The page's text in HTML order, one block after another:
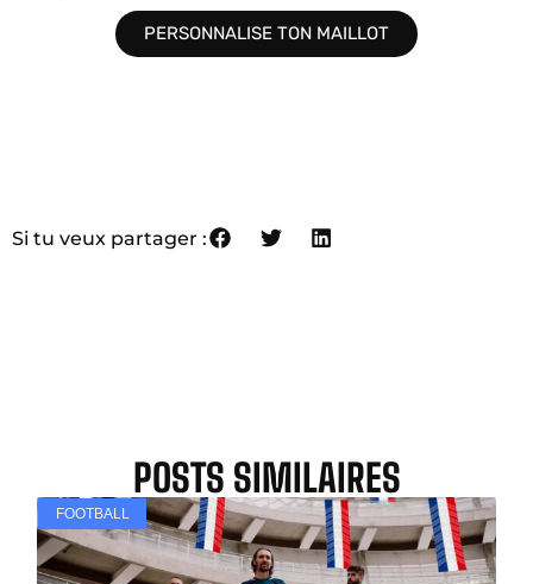
PERSONNALISE TON MAILLOT
Si tu veux partager :
POSTS SIMILAIRES
FOOTBALL